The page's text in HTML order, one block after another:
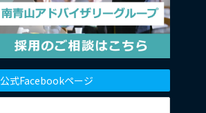
公式Facebookページ